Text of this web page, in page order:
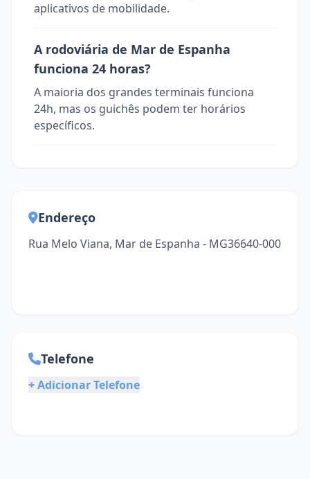
aplicativos de mobilidade.
A rodoviária de Mar de Espanha
funciona 24 horas?
A maioria dos grandes terminais funciona
24h, mas os guichês podem ter horários
específicos.
Endereço
Rua Melo Viana, Mar de Espanha - MG36640-000
Telefone
+ Adicionar Telefone